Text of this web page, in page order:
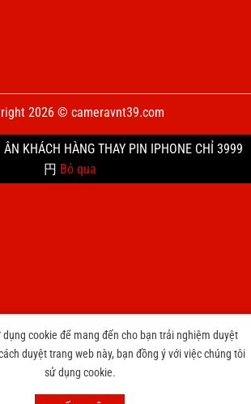
2026 © cameravnt39.com
KHÁCH HÀNG THAY PIN IPHONE CHỈ 3999
円 Bỏ qua
dụng cookie để mang đến cho bạn trải nghiệm duyệt
duyệt trang web này, bạn đồng ý với việc chúng tôi
sử dụng cookie.